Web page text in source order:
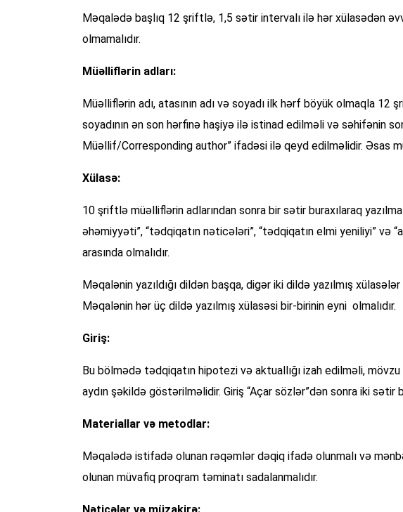
Məqalədə başlıq 12 şriftlə, 1,5 sətir intervalı ilə hər xülasədən
olmamalıdır.
Müəlliflərin adları:
Müəlliflərin adı, atasının adı və soyadı ilk hərf böyük olmaqla 12
soyadının ən son hərfinə haşiyə ilə istinad edilməli və səhifənin
Müəllif/Corresponding author” ifadəsi ilə qeyd edilməlidir. Əsas
Xülasə:
10 şriftlə müəlliflərin adlarından sonra bir sətir buraxılaraq
əhəmiyyəti”, “tədqiqatın nəticələri”, “tədqiqatın elmi yeniliyi” və
arasında olmalıdır.
Məqalənin yazıldığı dildən başqa, digər iki dildə yazılmış
Məqalənin hər üç dildə yazılmış xülasəsi bir-birinin eyni olmalıdır.
Giriş:
Bu bölmədə tədqiqatın hipotezi və aktuallığı izah edilməli,
aydın şəkildə göstərilməlidir. Giriş “Açar sözlər”dən sonra iki sətir
Materiallar və metodlar:
Məqalədə istifadə olunan rəqəmlər dəqiq ifadə olunmalı və
olunan müvafiq proqram təminatı sadalanmalıdır.